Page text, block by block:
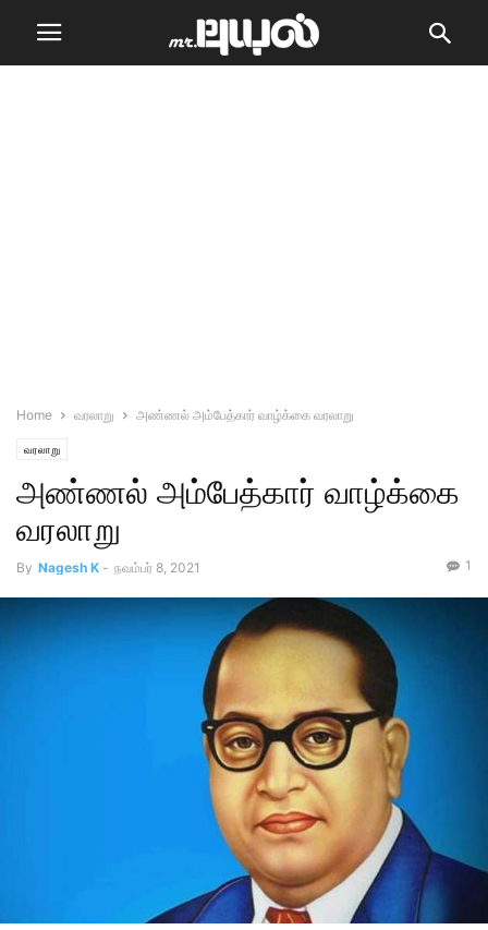
Home வரலாறு அண்ணல் அம்பேத்கார் வாழ்க்கை வரலாறு
வரலாறு
அண்ணல் அம்பேத்கார் வாழ்க்கை
வரலாறு
By Nagesh K - நவம்பர் 8, 2021 1